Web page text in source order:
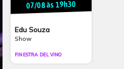
07/08 às 19h30
Edu Souza
Show
FINESTRA DEL VINO